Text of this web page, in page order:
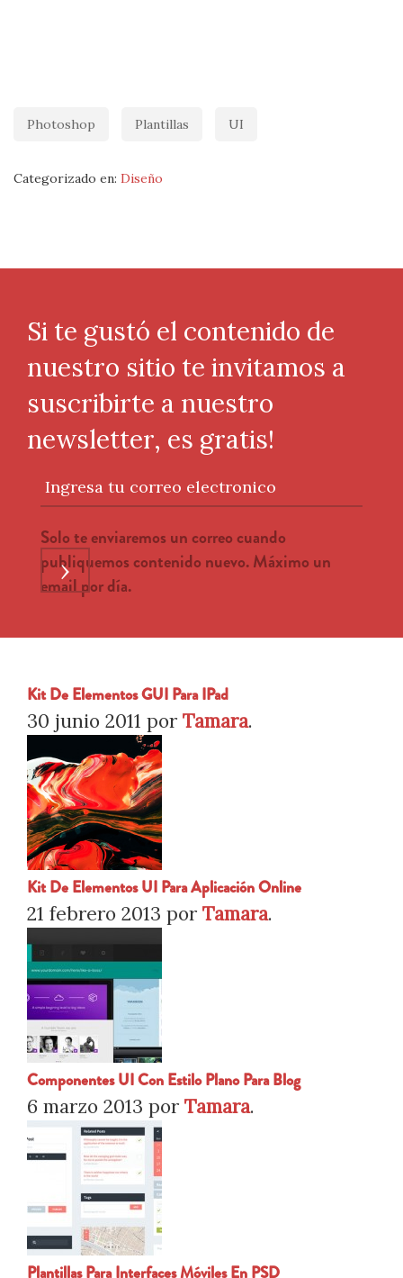
Photoshop Plantillas UI
Categorizado en: Diseño
Si te gustó el contenido de
nuestro sitio te invitamos a
suscribirte a nuestro
newsletter, es gratis!
Ingresa tu correo electronico
Solo te enviaremos un correo cuando
publiquemos contenido nuevo. Máximo un
email por día.
›
Kit De Elementos GUI Para IPad
30 junio 2011 por Tamara.
Kit De Elementos UI Para Aplicación Online
21 febrero 2013 por Tamara.
Componentes UI Con Estilo Plano Para Blog
6 marzo 2013 por Tamara.
Plantillas Para Interfaces Móviles En PSD